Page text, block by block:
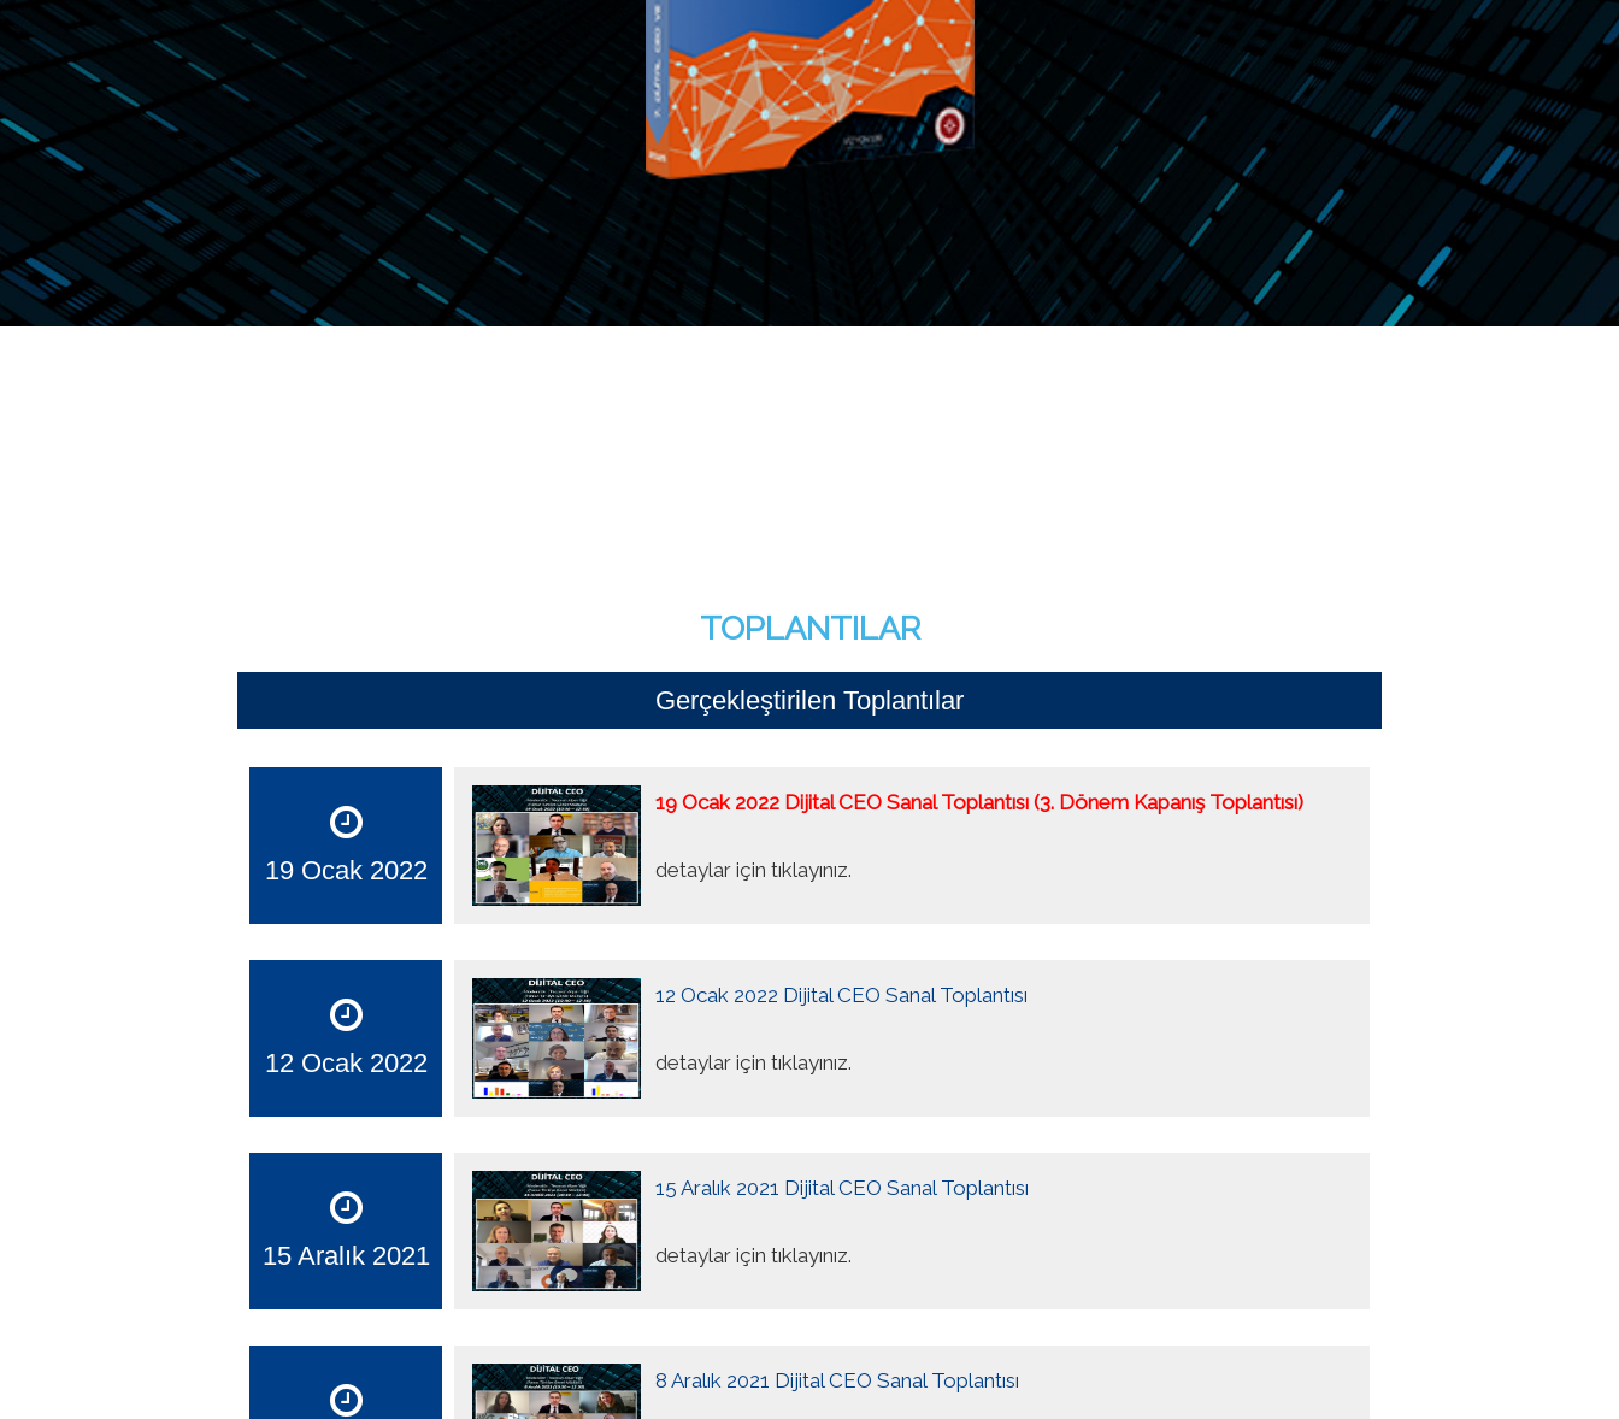
TOPLANTILAR
Gerçekleştirilen Toplantılar
19 Ocak 2022
19 Ocak 2022 Dijital CEO Sanal Toplantısı (3. Dönem Kapanış Toplantısı)
detaylar için tıklayınız.
12 Ocak 2022
12 Ocak 2022 Dijital CEO Sanal Toplantısı
detaylar için tıklayınız.
15 Aralık 2021
15 Aralık 2021 Dijital CEO Sanal Toplantısı
detaylar için tıklayınız.
8 Aralık 2021 Dijital CEO Sanal Toplantısı